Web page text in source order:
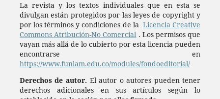
La revista y los textos individuales que en esta se
divulgan están protegidos por las leyes de copyright y
por los términos y condiciones de la Licencia Creative
Commons Atribución-No Comercial . Los permisos que
vayan más allá de lo cubierto por esta licencia pueden
encontrarse en
https://www.funlam.edu.co/modules/fondoeditorial/
Derechos de autor. El autor o autores pueden tener
derechos adicionales en sus artículos según lo